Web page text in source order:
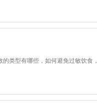
类型有哪些，如何避免过敏饮食，